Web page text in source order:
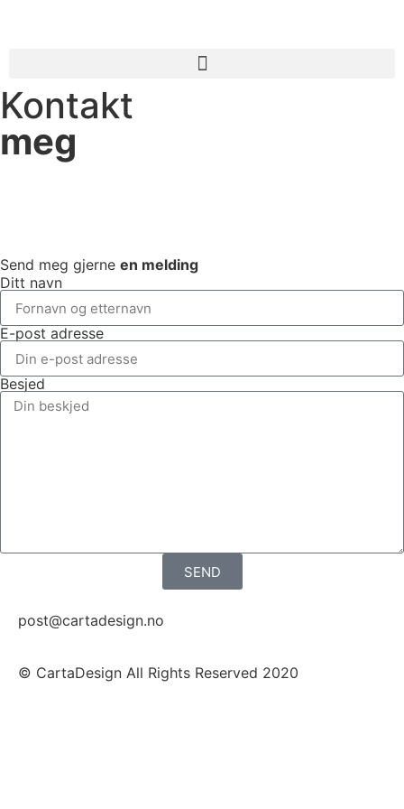
Kontakt
meg
Send meg gjerne en melding
Ditt navn
E-post adresse
Besjed
SEND
post@cartadesign.no
© CartaDesign All Rights Reserved 2020